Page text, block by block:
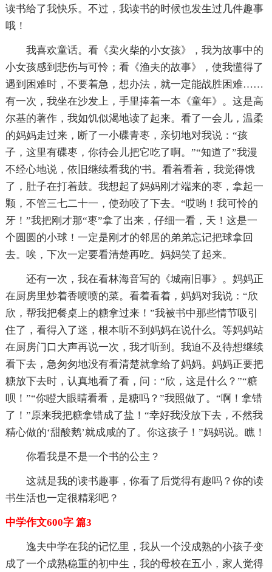
读书给了我快乐。不过，我读书的时候也发生过几件趣事
哦！
我喜欢童话。看《卖火柴的小女孩》，我为故事中的
小女孩感到悲伤与可怜；看《渔夫的故事》，使我懂得了
遇到困难时，不要着急，想办法，就一定能战胜困难……
有一次，我坐在沙发上，手里捧着一本《童年》。这是高
尔基的著作，我如饥似渴地读了起来。看了一会儿，温柔
的妈妈走过来，断了一小碟青枣，亲切地对我说：“孩
子，这里有碟枣，你待会儿把它吃了啊。”“知道了”我漫
不经心地说，依旧继续看我的'书。看着看着，我觉得饿
了，肚子在打着鼓。我想起了妈妈刚才端来的枣，拿起一
颗，不管三七二十一，使劲咬了下去。“哎哟！我可怜的
牙！”我把刚才那“枣”拿了出来，仔细一看，天！这是一
个圆圆的小球！一定是刚才的邻居的弟弟忘记把球拿回
去。唉，下次一定要看清楚再吃。妈妈笑了起来。
还有一次，我在看林海音写的《城南旧事》。妈妈正
在厨房里炒着香喷喷的菜。看着看着，妈妈对我说：“欣
欣，帮我把餐桌上的糖拿过来！”我被书中那些情节吸引
住了，看得入了迷，根本听不到妈妈在说什么。等妈妈站
在厨房门口大声再说一次，我才听到。我迫不及待想继续
看下去，急匆匆地没有看清楚就拿给了妈妈。妈妈正要把
糖放下去时，认真地看了看，问：“欣，这是什么？”“糖
呗！”“你瞪大眼睛看看，是糖吗？”我照做了。“啊！拿错
了！”原来我把糖拿错成了盐！“幸好我没放下去，不然我
精心做的‘甜酸鹅’就成咸的了。你这孩子！”妈妈说。瞧！
你看我是不是一个书的公主？
这就是我的读书趣事，你看了后觉得有趣吗？你的读
书生活也一定很精彩吧？
中学作文600字 篇3
逸夫中学在我的记忆里，我从一个没成熟的小孩子变
成了一个成熟稳重的初中生，我的母校在五小，家人觉得